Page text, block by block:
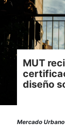
MUT
diseño
Mercado